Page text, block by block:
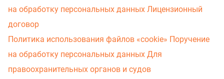
на обработку персональных данных Лицензионный
договор
Политика использования файлов «cookie» Поручение
на обработку персональных данных Для
правоохранительных органов и судов